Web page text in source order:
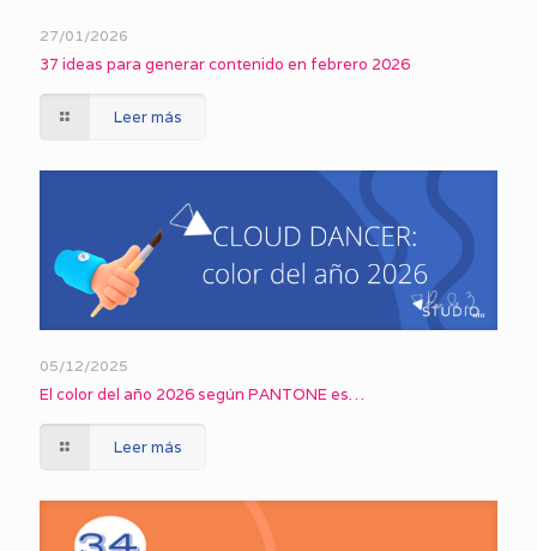
27/01/2026
37 ideas para generar contenido en febrero 2026
Leer más
05/12/2025
El color del año 2026 según PANTONE es…
Leer más